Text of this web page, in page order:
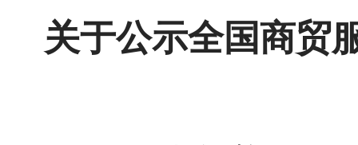
关于公示全国商贸